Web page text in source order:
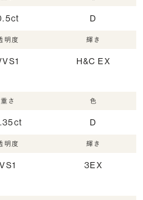
D
明度 輝き
H&C EX
重さ 色
D
明度
VS1
輝き
3EX